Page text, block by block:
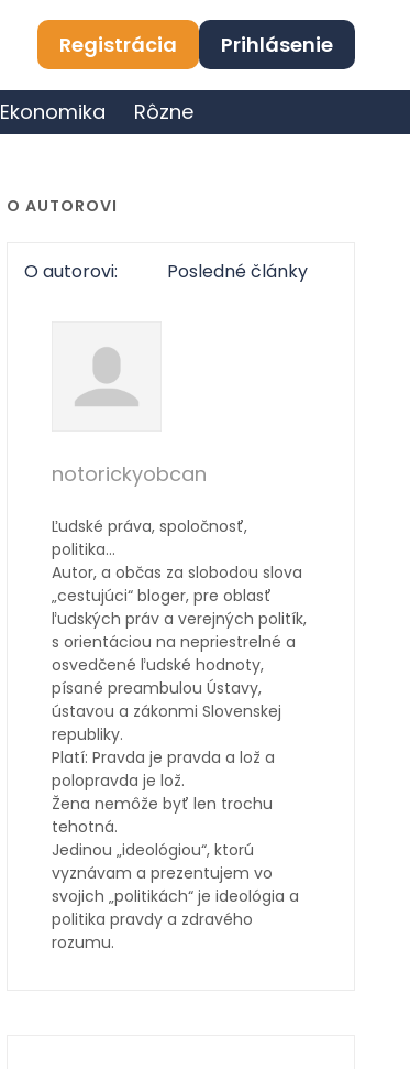
Registrácia Prihlásenie
Ekonomika Rôzne
O AUTOROVI
O autorovi: Posledné články
notorickyobcan
Ľudské práva, spoločnosť,
politika…
Autor, a občas za slobodou slova
„cestujúci“ bloger, pre oblasť
ľudských práv a verejných politík,
s orientáciou na nepriestrelné a
osvedčené ľudské hodnoty,
písané preambulou Ústavy,
ústavou a zákonmi Slovenskej
republiky.
Platí: Pravda je pravda a lož a
polopravda je lož.
Žena nemôže byť len trochu
tehotná.
Jedinou „ideológiou“, ktorú
vyznávam a prezentujem vo
svojich „politikách“ je ideológia a
politika pravdy a zdravého
rozumu.